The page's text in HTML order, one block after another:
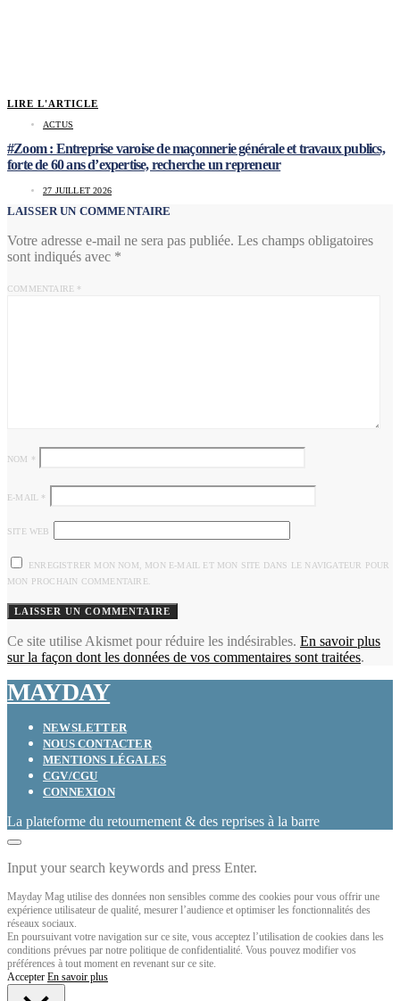
LIRE L'ARTICLE
ACTUS
#Zoom : Entreprise varoise de maçonnerie générale et travaux publics,
forte de 60 ans d’expertise, recherche un repreneur
27 JUILLET 2026
LAISSER UN COMMENTAIRE
Votre adresse e-mail ne sera pas publiée. Les champs obligatoires
sont indiqués avec *
COMMENTAIRE *
NOM *
E-MAIL *
SITE WEB
ENREGISTRER MON NOM, MON E-MAIL ET MON SITE DANS LE NAVIGATEUR POUR
MON PROCHAIN COMMENTAIRE.
Ce site utilise Akismet pour réduire les indésirables. En savoir plus
sur la façon dont les données de vos commentaires sont traitées.
MAYDAY
NEWSLETTER
NOUS CONTACTER
MENTIONS LÉGALES
CGV/CGU
CONNEXION
La plateforme du retournement & des reprises à la barre
Input your search keywords and press Enter.
Mayday Mag utilise des données non sensibles comme des cookies pour vous offrir une
expérience utilisateur de qualité, mesurer l’audience et optimiser les fonctionnalités des
réseaux sociaux.
En poursuivant votre navigation sur ce site, vous acceptez l’utilisation de cookies dans les
conditions prévues par notre politique de confidentialité. Vous pouvez modifier vos
préférences à tout moment en revenant sur ce site.
Accepter En savoir plus